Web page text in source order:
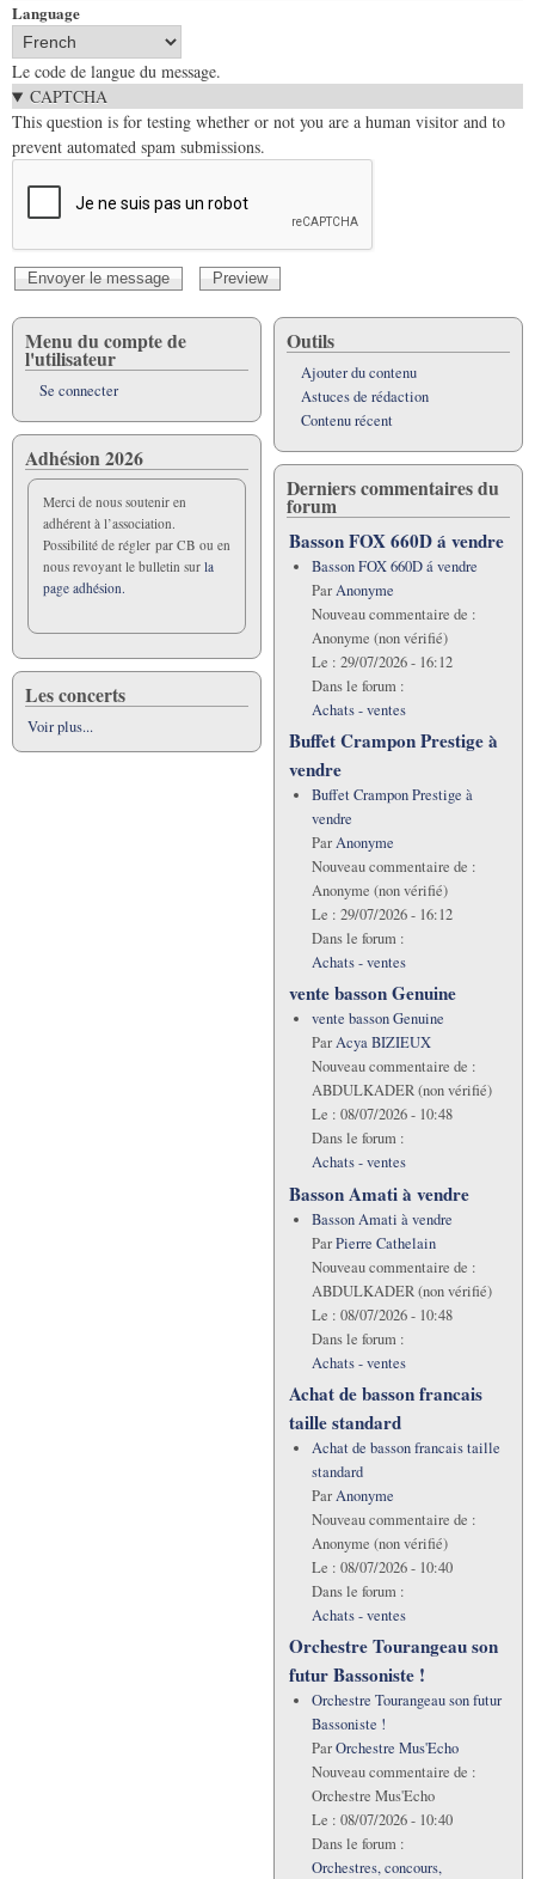
Language
Le code de langue du message.
CAPTCHA
This question is for testing whether or not you are a human visitor and to
prevent automated spam submissions.
Menu du compte de
l'utilisateur
Se connecter
Adhésion 2026
Merci de nous soutenir en
adhérent à l’association.
Possibilité de régler par CB ou en
nous revoyant le bulletin sur la
page adhésion.
Les concerts
Voir plus...
Outils
Ajouter du contenu
Astuces de rédaction
Contenu récent
Derniers commentaires du
forum
Basson FOX 660D á vendre
Basson FOX 660D á vendre
ParAnonyme
Nouveau commentaire de :
Anonyme (non vérifié)
Le : 29/07/2026 - 16:12
Dans le forum :
Achats - ventes
Buffet Crampon Prestige à
vendre
Buffet Crampon Prestige à
vendre
ParAnonyme
Nouveau commentaire de :
Anonyme (non vérifié)
Le : 29/07/2026 - 16:12
Dans le forum :
Achats - ventes
vente basson Genuine
vente basson Genuine
ParAcya BIZIEUX
Nouveau commentaire de :
ABDULKADER (non vérifié)
Le : 08/07/2026 - 10:48
Dans le forum :
Achats - ventes
Basson Amati à vendre
Basson Amati à vendre
ParPierre Cathelain
Nouveau commentaire de :
ABDULKADER (non vérifié)
Le : 08/07/2026 - 10:48
Dans le forum :
Achats - ventes
Achat de basson francais
taille standard
Achat de basson francais taille
standard
ParAnonyme
Nouveau commentaire de :
Anonyme (non vérifié)
Le : 08/07/2026 - 10:40
Dans le forum :
Achats - ventes
Orchestre Tourangeau son
futur Bassoniste !
Orchestre Tourangeau son futur
Bassoniste !
ParOrchestre Mus'Echo
Nouveau commentaire de :
Orchestre Mus'Echo
Le : 08/07/2026 - 10:40
Dans le forum :
Orchestres, concours,